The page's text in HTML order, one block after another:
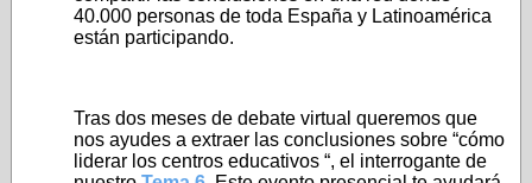
40.000 personas de toda España y Latinoamérica
están participando.
Tras dos meses de debate virtual queremos que
nos ayudes a extraer las conclusiones sobre “cómo
liderar los centros educativos “, el interrogante de